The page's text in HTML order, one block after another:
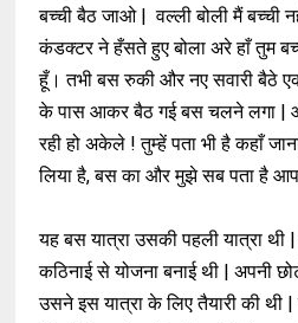
बच्ची बैठ जाओ | वल्ली बोली मैं बच्ची
कंडक्टर ने हँसते हुए बोला अरे हाँ तुम
हूँ। तभी बस रुकी और नए सवारी बैठे
के पास आकर बैठ गई बस चलने लगा |
रही हो अकेले ! तुम्हें पता भी है कहाँ
लिया है, बस का और मुझे सब पता है आप
यह बस यात्रा उसकी पहली यात्रा
कठिनाई से योजना बनाई थी | अपनी
उसने इस यात्रा के लिए तैयारी की थी |